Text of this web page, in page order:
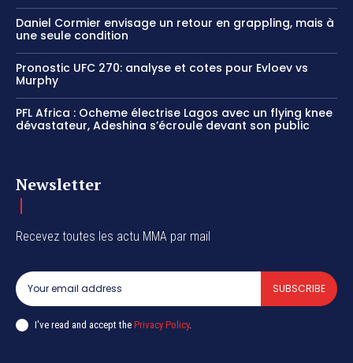
Daniel Cormier envisage un retour en grappling, mais à
une seule condition
Pronostic UFC 270: analyse et cotes pour Evloev vs
Murphy
PFL Africa : Ocheme électrise Lagos avec un flying knee
dévastateur, Adeshina s’écroule devant son public
Newsletter
Recevez toutes les actu MMA par mail
SUBSCRIBE
I've read and accept the Privacy Policy.